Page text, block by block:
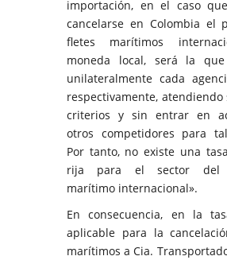
importación, en el caso
cancelarse en Colombia el
fletes marítimos
moneda local, será la
unilateralmente cada
respectivamente, atendiendo
criterios y sin entrar en
otros competidores para
Por tanto, no existe una
rija para el sector del
marítimo internacional».
En consecuencia, en la
aplicable para la
marítimos a Cia.